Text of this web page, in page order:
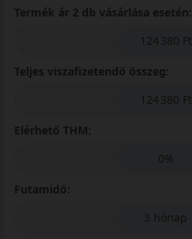
Termék ár 2 db vásárlása esetén:
124 380 Ft
Teljes viszafizetendő összeg:
124 380 Ft
Elérhető THM:
0%
Futamidő:
3 hónap